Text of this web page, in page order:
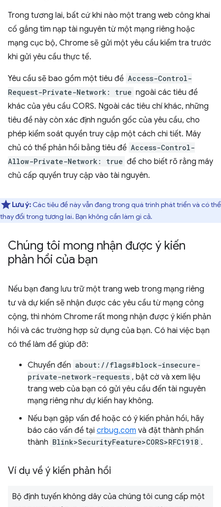
Trong tương lai, bất cứ khi nào một trang web công khai
cố gắng tìm nạp tài nguyên từ một mạng riêng hoặc
mạng cục bộ, Chrome sẽ gửi một yêu cầu kiểm tra trước
khi gửi yêu cầu thực tế.
Yêu cầu sẽ bao gồm một tiêu đề Access-Control-
Request-Private-Network: true ngoài các tiêu đề
khác của yêu cầu CORS. Ngoài các tiêu chí khác, những
tiêu đề này còn xác định nguồn gốc của yêu cầu, cho
phép kiểm soát quyền truy cập một cách chi tiết. Máy
chủ có thể phản hồi bằng tiêu đề Access-Control-
Allow-Private-Network: true để cho biết rõ rằng máy
chủ cấp quyền truy cập vào tài nguyên.
Lưu ý: Các tiêu đề này vẫn đang trong quá trình phát triển và có thể
thay đổi trong tương lai. Bạn không cần làm gì cả.
Chúng tôi mong nhận được ý kiến
phản hồi của bạn
Nếu bạn đang lưu trữ một trang web trong mạng riêng
tư và dự kiến sẽ nhận được các yêu cầu từ mạng công
cộng, thì nhóm Chrome rất mong nhận được ý kiến phản
hồi và các trường hợp sử dụng của bạn. Có hai việc bạn
có thể làm để giúp đỡ:
Chuyển đến about://flags#block-insecure-
private-network-requests , bật cờ và xem liệu
trang web của bạn có gửi yêu cầu đến tài nguyên
mạng riêng như dự kiến hay không.
Nếu bạn gặp vấn đề hoặc có ý kiến phản hồi, hãy
báo cáo vấn đề tại crbug.com và đặt thành phần
thành Blink>SecurityFeature>CORS>RFC1918 .
Ví dụ về ý kiến phản hồi
Bộ định tuyến không dây của chúng tôi cung cấp một